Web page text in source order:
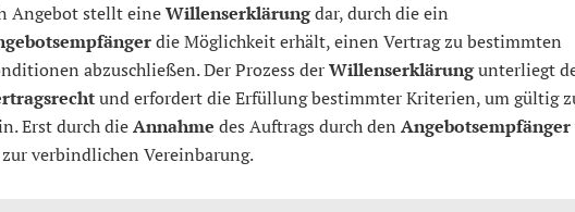
Angebot stellt eineWillenserklärungdar, durch die ein
die Möglichkeit erhält, einen Vertrag zu bestimmten
abzuschließen. Der Prozess derWillenserklärungunterliegt
und erfordert die Erfüllung bestimmter Kriterien, um gültig
Erst durch dieAnnahme des Auftrags durch den Angebotsempfänger
zur verbindlichen Vereinbarung.